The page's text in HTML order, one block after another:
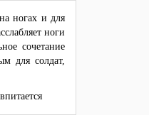
ногах и для
ноги
сочетание
для солдат,